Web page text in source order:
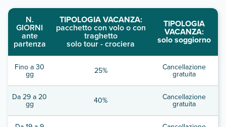
N.
GIORNI
ante
partenza
TIPOLOGIA VACANZA:
pacchetto con volo o con
traghetto
solo tour - crociera
TIPOLOGIA
VACANZA:
solo soggiorno
Fino a 30
gg 25% Cancellazione
gratuita
Da 29 a 20
gg 40% Cancellazione
gratuita